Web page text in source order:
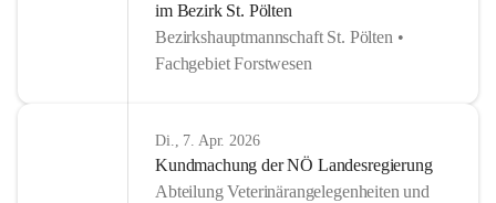
im Bezirk St. Pölten
Bezirkshauptmannschaft St. Pölten •
Fachgebiet Forstwesen
Di., 7. Apr. 2026
Kundmachung der NÖ Landesregierung
Abteilung Veterinärangelegenheiten und